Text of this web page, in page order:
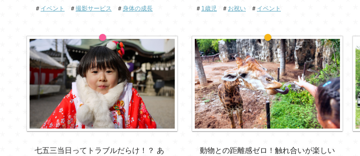
＃ イベント ＃撮影サービス ＃身体の成長 ＃ 1歳児 ＃ お祝い ＃ イベント
七五三当日ってトラブルだらけ！？ あ
動物との距離感ゼロ！触れ合いが楽しい